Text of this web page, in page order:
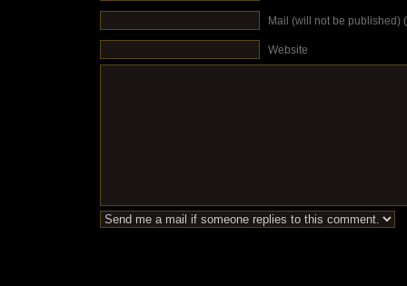
Mail (will not be published)
Website